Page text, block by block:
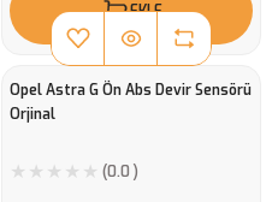
EKLE
Opel Astra G Ön Abs Devir Sensörü
Orjinal
(0.0 )